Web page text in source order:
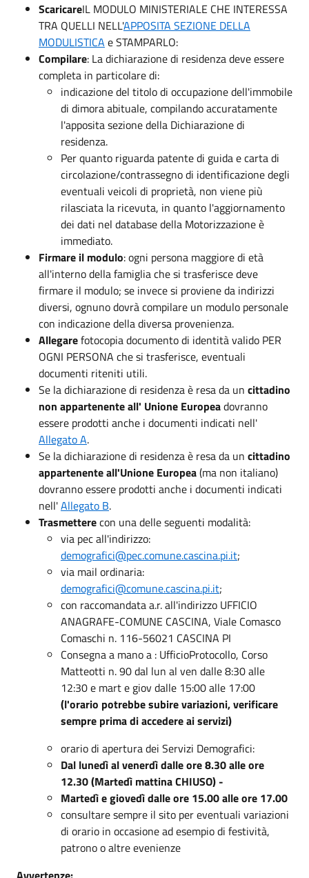
ScaricareIL MODULO MINISTERIALE CHE INTERESSA
TRA QUELLI NELL'APPOSITA SEZIONE DELLA
MODULISTICA e STAMPARLO:
Compilare: La dichiarazione di residenza deve essere
completa in particolare di:
indicazione del titolo di occupazione dell'immobile
di dimora abituale, compilando accuratamente
l'apposita sezione della Dichiarazione di
residenza.
Per quanto riguarda patente di guida e carta di
circolazione/contrassegno di identificazione degli
eventuali veicoli di proprietà, non viene più
rilasciata la ricevuta, in quanto l'aggiornamento
dei dati nel database della Motorizzazione è
immediato.
Firmare il modulo: ogni persona maggiore di età
all'interno della famiglia che si trasferisce deve
firmare il modulo; se invece si proviene da indirizzi
diversi, ognuno dovrà compilare un modulo personale
con indicazione della diversa provenienza.
Allegarefotocopia documento di identità valido PER
OGNI PERSONA che si trasferisce, eventuali
documenti riteniti utili.
Se la dichiarazione di residenza è resa da un cittadino
non appartenente all' Unione Europeadovranno
essere prodotti anche i documenti indicati nell'
Allegato A.
Se la dichiarazione di residenza è resa da un cittadino
appartenente all'Unione Europea(ma non italiano)
dovranno essere prodotti anche i documenti indicati
nell'Allegato B.
Trasmetterecon una delle seguenti modalità:
via pec all'indirizzo:
demografici@pec.comune.cascina.pi.it;
via mail ordinaria:
demografici@comune.cascina.pi.it;
con raccomandata a.r. all'indirizzo UFFICIO
ANAGRAFE-COMUNE CASCINA, Viale Comasco
Comaschi n. 116-56021 CASCINA PI
Consegna a mano a : UfficioProtocollo, Corso
Matteotti n. 90 dal lun al ven dalle 8:30 alle
12:30 e mart e giov dalle 15:00 alle 17:00
(l'orario potrebbe subire variazioni, verificare
sempre prima di accedere ai servizi)
orario di apertura dei Servizi Demografici:
Dal lunedì al venerdì dalle ore 8.30 alle ore
12.30 (Martedì mattina CHIUSO) -
Martedì e giovedì dalle ore 15.00 alle ore 17.00
consultare sempre il sito per eventuali variazioni
di orario in occasione ad esempio di festività,
patrono o altre evenienze